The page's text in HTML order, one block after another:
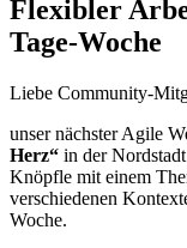
Flexibler
Tage-Woche
Liebe Community-
unser nächster Agile
Herz“ in der
Knöpfle mit einem
verschiedenen
Woche.